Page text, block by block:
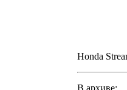
Honda
В архиве: